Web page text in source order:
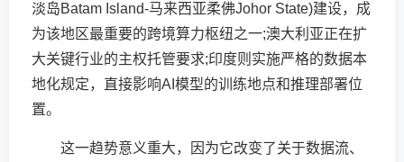
淡岛Batam Island-马来西亚柔佛Johor State)建设，成
为该地区最重要的跨境算力枢纽之一;澳大利亚正在扩
大关键行业的主权托管要求;印度则实施严格的数据本
地化规定，直接影响AI模型的训练地点和推理部署位
置。
这一趋势意义重大，因为它改变了关于数据流、